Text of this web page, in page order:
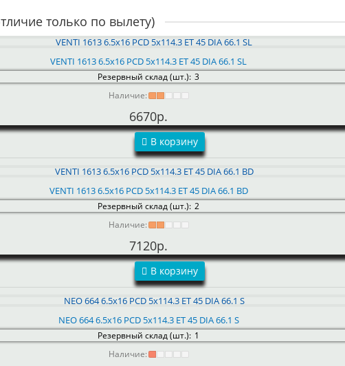
только по вылету)
VENTI 1613 6.5x16 PCD 5x114.3 ET 45 DIA 66.1 SL
Резервный склад (шт.): 3
Наличие:
6670р.
В корзину
VENTI 1613 6.5x16 PCD 5x114.3 ET 45 DIA 66.1 BD
Резервный склад (шт.): 2
Наличие:
7120р.
В корзину
NEO 664 6.5x16 PCD 5x114.3 ET 45 DIA 66.1 S
Резервный склад (шт.): 1
Наличие: